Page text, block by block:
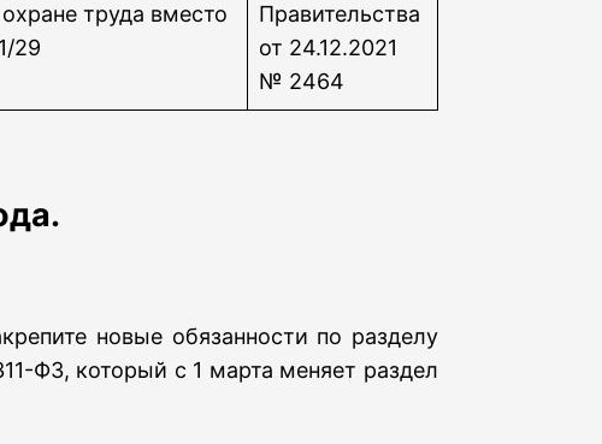
труда вместо
29
Правительства
от 24.12.2021
№ 2464
новые обязанности по разделу
ФЗ, который с 1 марта меняет раздел